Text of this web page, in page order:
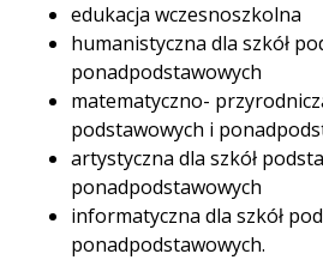
edukacja wczesnoszkolna
humanistyczna dla szkół
ponadpodstawowych
matematyczno-
podstawowych i
artystyczna dla szkół
ponadpodstawowych
informatyczna dla szkół
ponadpodstawowych.